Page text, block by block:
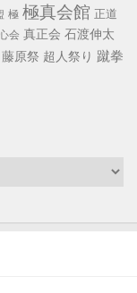
極 極真会館 正道
会 真正会 石渡伸太
藤原祭 超人祭り 蹴拳